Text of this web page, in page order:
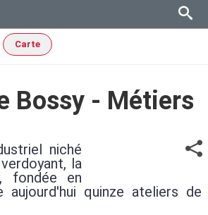
Carte
Bossy - Métiers
niché
la
fondée en
aujourd'hui quinze ateliers de